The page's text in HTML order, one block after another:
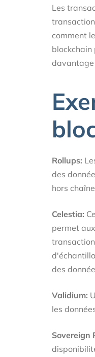
Les
comment
Rollups:
des
hors
Celestia:
permet
des
Validium:
les
Sovereign